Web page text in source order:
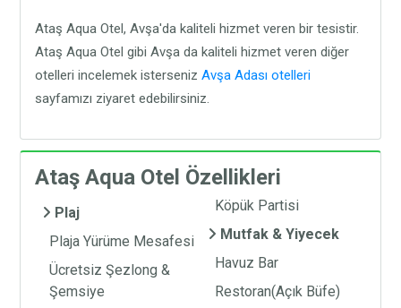
Ataş Aqua Otel, Avşa'da kaliteli hizmet veren bir tesistir.
Ataş Aqua Otel gibi Avşa da kaliteli hizmet veren diğer
otelleri incelemek istersenizAvşa Adası otelleri
sayfamızı ziyaret edebilirsiniz.
Ataş Aqua Otel Özellikleri
Plaj
Plaja Yürüme Mesafesi
Ücretsiz Şezlong &
Şemsiye
Köpük Partisi
Mutfak & Yiyecek
Havuz Bar
Restoran(Açık Büfe)